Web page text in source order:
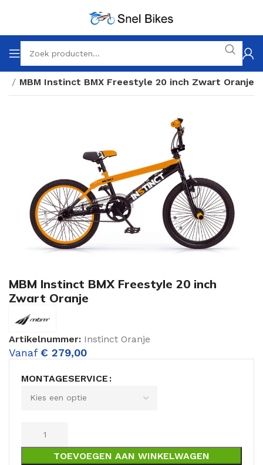
MBM Instinct BMX Freestyle 20 inch Zwart Oranje
MBM Instinct BMX Freestyle 20 inch
Zwart Oranje
Artikelnummer: Instinct Oranje
Vanaf € 279,00
MONTAGESERVICE
TOEVOEGEN AAN WINKELWAGEN